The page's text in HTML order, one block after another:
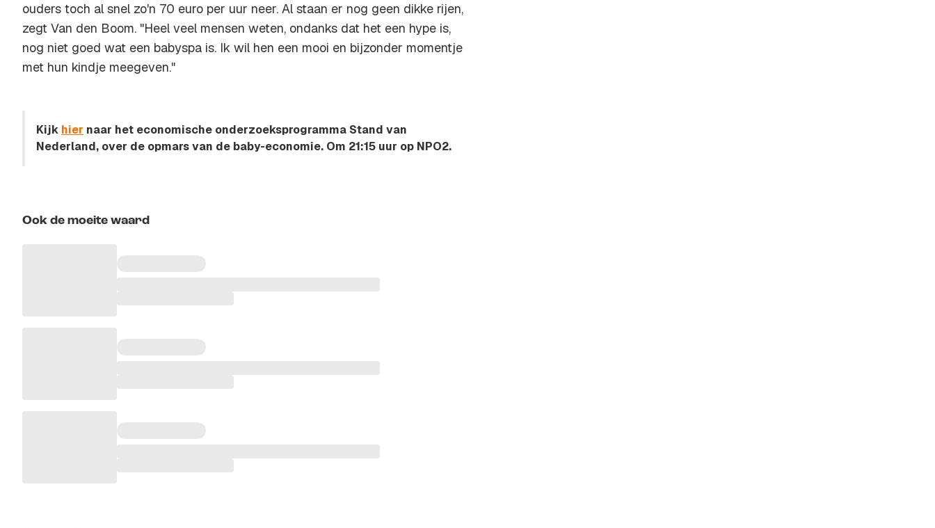
ouders toch al snel zo'n 70 euro per uur neer. Al staan er nog geen dikke rijen,
zegt Van den Boom. "Heel veel mensen weten, ondanks dat het een hype is,
nog niet goed wat een babyspa is. Ik wil hen een mooi en bijzonder momentje
met hun kindje meegeven."
Kijk hier naar het economische onderzoeksprogramma Stand van
Nederland, over de opmars van de baby-economie. Om 21:15 uur op NPO2.
Ook de moeite waard